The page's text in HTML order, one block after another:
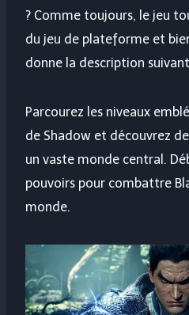
? Comme toujours, le jeu
du jeu de plateforme et
donne la description
Parcourez les niveaux
de Shadow et découvrez
un vaste monde central.
pouvoirs pour combattre
monde.